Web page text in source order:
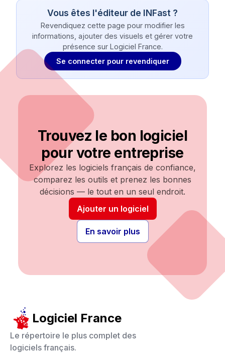
Vous êtes l'éditeur de INFast ?
Revendiquez cette page pour modifier les
informations, ajouter des visuels et gérer votre
présence sur Logiciel France.
Se connecter pour revendiquer
Trouvez le bon logiciel
pour votre entreprise
Explorez les logiciels français de confiance,
comparez les outils et prenez les bonnes
décisions — le tout en un seul endroit.
Ajouter un logiciel
En savoir plus
Logiciel France
Le répertoire le plus complet des
logiciels français.